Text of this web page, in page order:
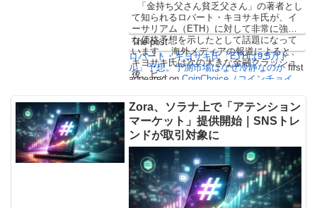
「金持ち父さん貧乏父さん」の著者とし
て知られるロバート・キヨサキ氏が、イ
ーサリアム（ETH）に対して非常に強気
な価格予想を示したとして話題になって
います。 海外メディアの報道によると、
キヨサキ氏は次の大きな金融クラッシュ
後、ビ…
The post
ロバート・キヨサキ氏「ETHは9.5万ド
ル」予想。予測市場はなぜ冷静なのかfirst
appeared onCoinChoice（コインチョイ
Zora、ソラナ上で「アテンション
マーケット」提供開始｜SNSトレ
ンドが取引対象に